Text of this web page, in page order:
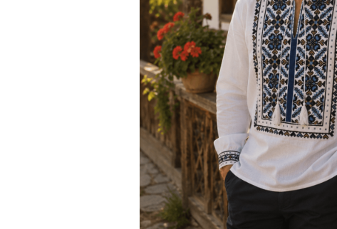
Дамски спортни комплекти